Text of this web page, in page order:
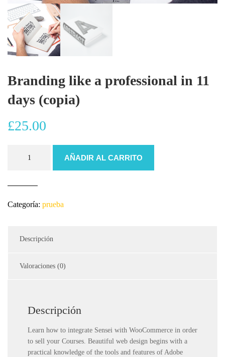
Branding like a professional in 11
days (copia)
£25.00
11
cantidad
AÑADIR AL CARRITO
Categoría: prueba
Descripción
Valoraciones (0)
Descripción
Learn how to integrate Sensei with WooCommerce in order
to sell your Courses. Beautiful web design begins with a
practical knowledge of the tools and features of Adobe